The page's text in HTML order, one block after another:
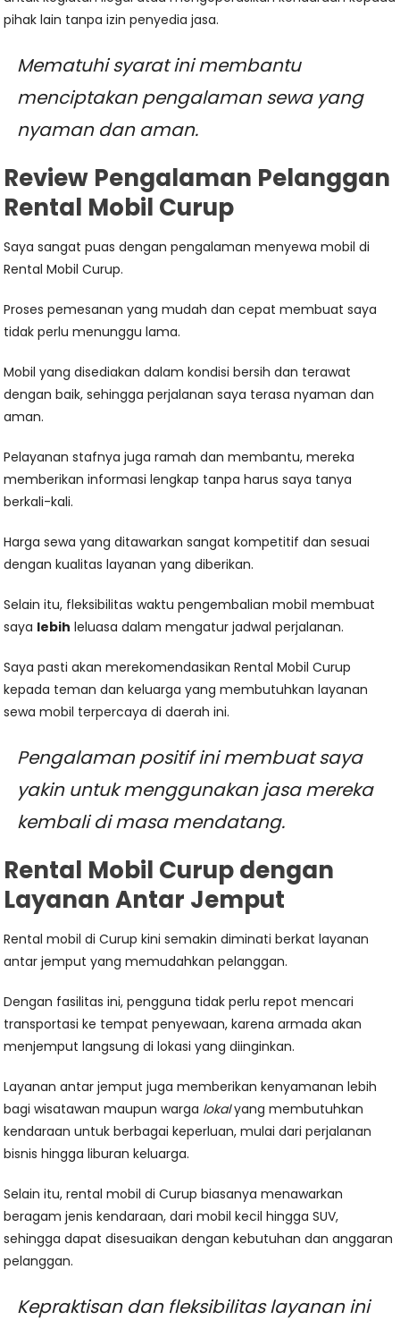
pihak lain tanpa izin penyedia jasa.
Mematuhi syarat ini membantu
menciptakan pengalaman sewa yang
nyaman dan aman.
Review Pengalaman Pelanggan
Rental Mobil Curup
Saya sangat puas dengan pengalaman menyewa mobil di
Rental Mobil Curup.
Proses pemesanan yang mudah dan cepat membuat saya
tidak perlu menunggu lama.
Mobil yang disediakan dalam kondisi bersih dan terawat
dengan baik, sehingga perjalanan saya terasa nyaman dan
aman.
Pelayanan stafnya juga ramah dan membantu, mereka
memberikan informasi lengkap tanpa harus saya tanya
berkali-kali.
Harga sewa yang ditawarkan sangat kompetitif dan sesuai
dengan kualitas layanan yang diberikan.
Selain itu, fleksibilitas waktu pengembalian mobil membuat
saya lebih leluasa dalam mengatur jadwal perjalanan.
Saya pasti akan merekomendasikan Rental Mobil Curup
kepada teman dan keluarga yang membutuhkan layanan
sewa mobil terpercaya di daerah ini.
Pengalaman positif ini membuat saya
yakin untuk menggunakan jasa mereka
kembali di masa mendatang.
Rental Mobil Curup dengan
Layanan Antar Jemput
Rental mobil di Curup kini semakin diminati berkat layanan
antar jemput yang memudahkan pelanggan.
Dengan fasilitas ini, pengguna tidak perlu repot mencari
transportasi ke tempat penyewaan, karena armada akan
menjemput langsung di lokasi yang diinginkan.
Layanan antar jemput juga memberikan kenyamanan lebih
bagi wisatawan maupun warga lokalyang membutuhkan
kendaraan untuk berbagai keperluan, mulai dari perjalanan
bisnis hingga liburan keluarga.
Selain itu, rental mobil di Curup biasanya menawarkan
beragam jenis kendaraan, dari mobil kecil hingga SUV,
sehingga dapat disesuaikan dengan kebutuhan dan anggaran
pelanggan.
Kepraktisan dan fleksibilitas layanan ini